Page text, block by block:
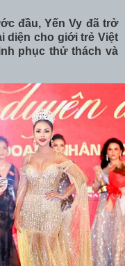
đầu, Yến Vy đã trở
diện cho giới trẻ Việt
phục thử thách và